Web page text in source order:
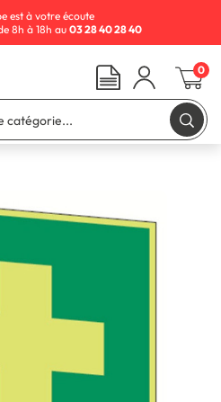
est à votre écoute
8h à 18h au03 28 40 28 40
0